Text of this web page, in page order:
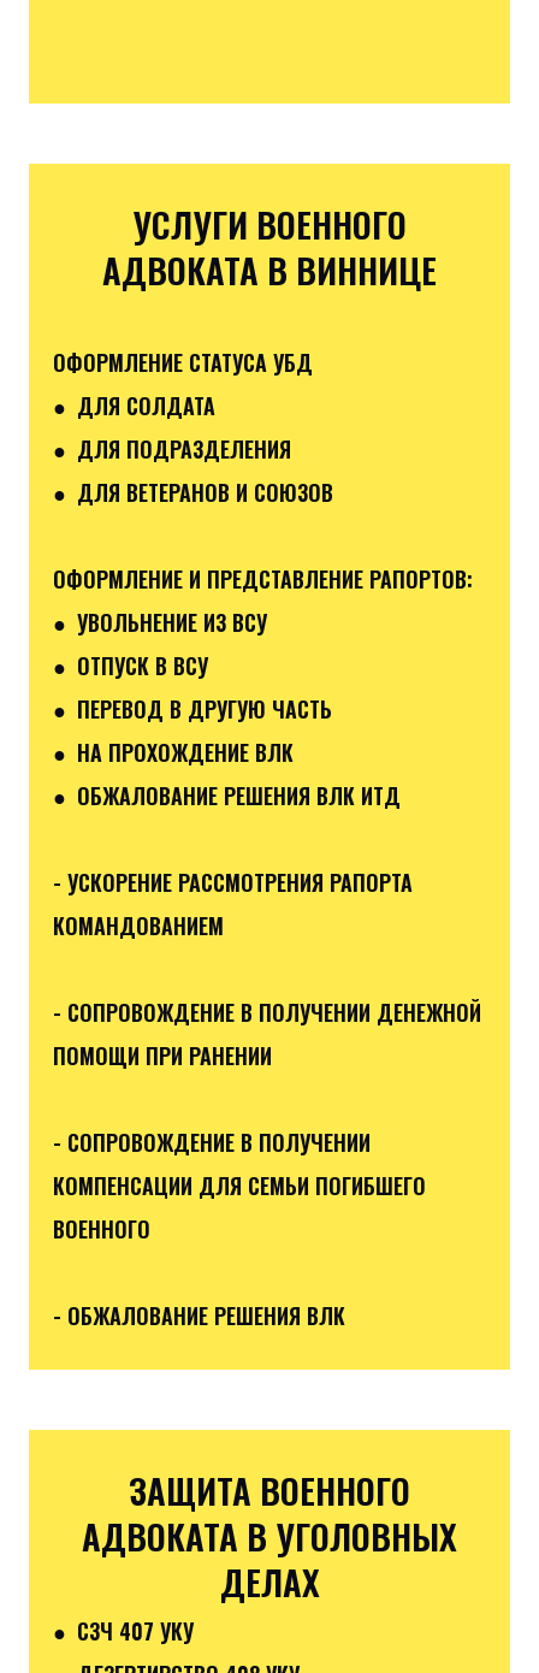
УСЛУГИ ВОЕННОГО
АДВОКАТА В ВИННИЦЕ
ОФОРМЛЕНИЕ СТАТУСА УБД
● ДЛЯ СОЛДАТА
● ДЛЯ ПОДРАЗДЕЛЕНИЯ
● ДЛЯ ВЕТЕРАНОВ И СОЮЗОВ
ОФОРМЛЕНИЕ И ПРЕДСТАВЛЕНИЕ РАПОРТОВ:
● УВОЛЬНЕНИЕ ИЗ ВСУ
● ОТПУСК В ВСУ
● ПЕРЕВОД В ДРУГУЮ ЧАСТЬ
● НА ПРОХОЖДЕНИЕ ВЛК
● ОБЖАЛОВАНИЕ РЕШЕНИЯ ВЛК ИТД
- УСКОРЕНИЕ РАССМОТРЕНИЯ РАПОРТА
КОМАНДОВАНИЕМ
- СОПРОВОЖДЕНИЕ В ПОЛУЧЕНИИ ДЕНЕЖНОЙ
ПОМОЩИ ПРИ РАНЕНИИ
- СОПРОВОЖДЕНИЕ В ПОЛУЧЕНИИ
КОМПЕНСАЦИИ ДЛЯ СЕМЬИ ПОГИБШЕГО
ВОЕННОГО
- ОБЖАЛОВАНИЕ РЕШЕНИЯ ВЛК
ЗАЩИТА ВОЕННОГО
АДВОКАТА В УГОЛОВНЫХ
ДЕЛАХ
● СЗЧ 407 УКУ